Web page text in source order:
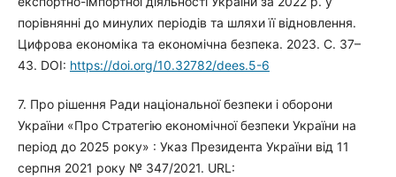
порівнянні до минулих періодів та шляхи її відновлення.
Цифрова економіка та економічна безпека. 2023. С. 37–
43. DOI: https://doi.org/10.32782/dees.5-6
7. Про рішення Ради національної безпеки і оборони
України «Про Стратегію економічної безпеки України на
період до 2025 року» : Указ Президента України від 11
серпня 2021 року № 347/2021. URL: